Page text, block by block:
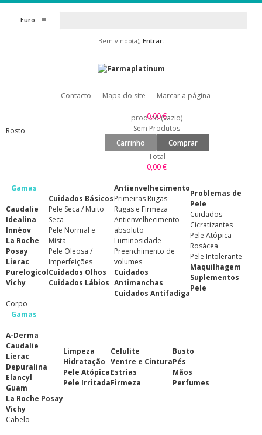
Euro
Bem vindo(a), Entrar.
Contacto Mapa do site Marcar a página
0,00 €
produto (vazio)
Sem Produtos
Carrinho
Comprar
Total
0,00 €
Rosto
Gamas
Caudalie
Idealina
Innéov
La Roche
Posay
Lierac
Purelogicol
Vichy
Cuidados Básicos
Pele Seca / Muito
Seca
Pele Normal e
Mista
Pele Oleosa /
Imperfeições
Cuidados Olhos
Cuidados Lábios
Antienvelhecimento
Primeiras Rugas
Rugas e Firmeza
Antienvelhecimento
absoluto
Luminosidade
Preenchimento de
volumes
Cuidados
Antimanchas
Cuidados Antifadiga
Problemas de
Pele
Cuidados
Cicratizantes
Pele Atópica
Rosácea
Pele Intolerante
Maquilhagem
Suplementos
Pele
Corpo
Gamas
A-Derma
Caudalie
Lierac
Depuralina
Elancyl
Guam
La Roche Posay
Vichy
Limpeza
Hidratação
Pele Atópica
Pele Irritada
Celulite
Ventre e Cintura
Estrias
Firmeza
Busto
Pés
Mãos
Perfumes
Cabelo